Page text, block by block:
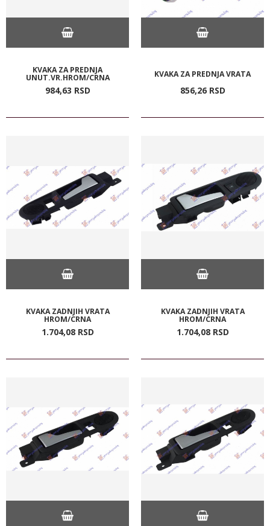
KVAKA ZA PREDNJA
UNUT.VR.HROM/CRNA
984,63 RSD
KVAKA ZA PREDNJA VRATA
856,26 RSD
KVAKA ZADNJIH VRATA
HROM/CRNA
1.704,08 RSD
KVAKA ZADNJIH VRATA
HROM/CRNA
1.704,08 RSD